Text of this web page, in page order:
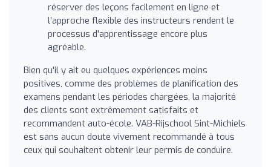
réserver des leçons facilement en ligne et
l'approche flexible des instructeurs rendent le
processus d'apprentissage encore plus
agréable.
Bien qu'il y ait eu quelques expériences moins
positives, comme des problèmes de planification des
examens pendant les périodes chargées, la majorité
des clients sont extrêmement satisfaits et
recommandent auto-école. VAB-Rijschool Sint-Michiels
est sans aucun doute vivement recommandé à tous
ceux qui souhaitent obtenir leur permis de conduire.